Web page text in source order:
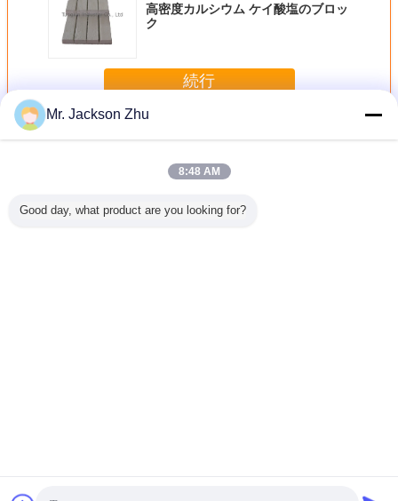
高密度カルシウム ケイ酸塩のブロッ
ク
続行
多くカルシウム ケイ酸塩のブロック
Mr. Jackson Zhu
8:48 AM
Good day, what product are you looking for?